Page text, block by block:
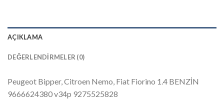
AÇIKLAMA
DEĞERLENDIRMELER (0)
Peugeot Bipper, Citroen Nemo, Fiat Fiorino 1.4 BENZİN
9666624380 v34p 9275525828